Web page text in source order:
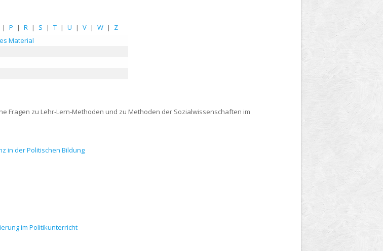
| P | R | S | T | U | V | W |
Z
Material
Fragen zu Lehr-Lern-Methoden und zu Methoden der Sozialwissenschaften im
in der Politischen Bildung
im Politikunterricht